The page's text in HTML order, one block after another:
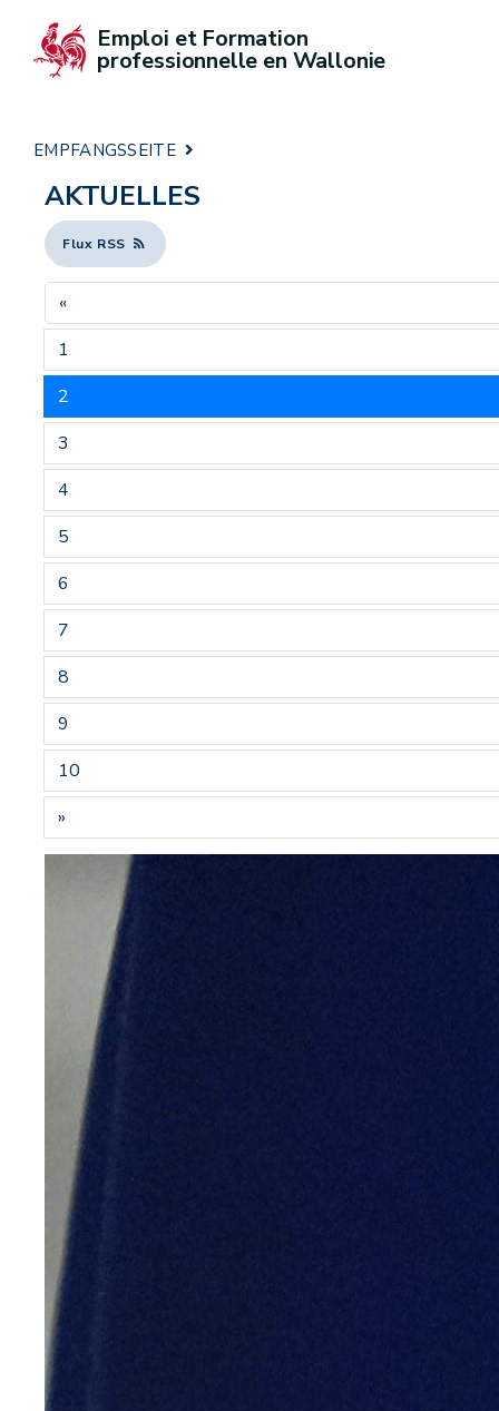
Emploi et Formation
professionnelle en Wallonie
EMPFANGSSEITE
AKTUELLES
Flux RSS
«
1
2
3
4
5
6
7
8
9
10
»